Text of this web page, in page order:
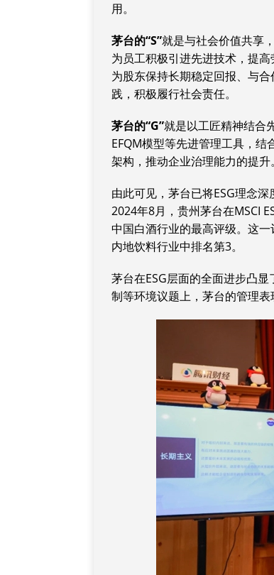
用。
茅台的“S”就是与社会价值共享
为员工积极引进先进技术，提
为股东保持长期稳定回报、与
践，积极履行社会责任。
茅台的“G”就是以工匠精神结合
EFQM模型等先进管理工具，
架构，推动企业治理能力的提升。
由此可见，茅台已将ESG理念
2024年8月，贵州茅台在MSCI
中国白酒行业的最高评级。这
内地饮料行业中排名第3。
茅台在ESG层面的全面进步凸
制等环境议题上，茅台的管理表